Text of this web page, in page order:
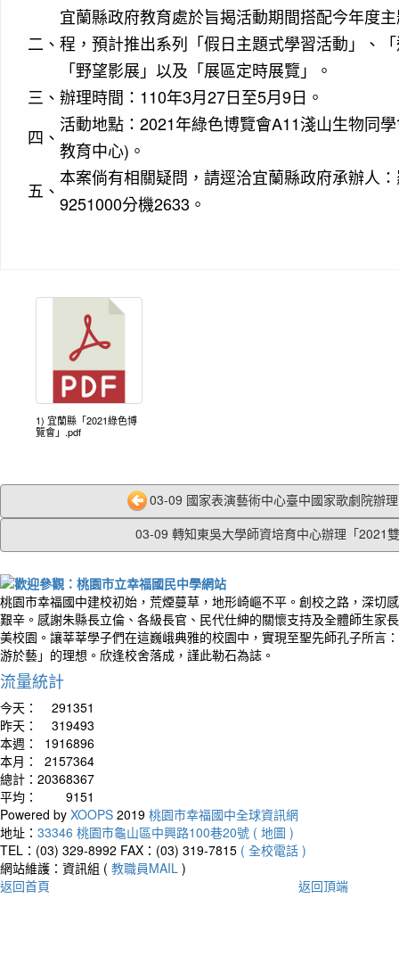
二、
宜蘭縣政府教育處於旨揭活動期間搭配今年度
程，預計推出系列「假日主題式學習活動」、
「野望影展」以及「展區定時展覽」。
三、 辦理時間：110年3月27日至5月9日。
四、
活動地點：2021年綠色博覽會A11淺山生物同
教育中心)。
五、
本案倘有相關疑問，請逕洽宜蘭縣政府承辦人
9251000分機2633。
1) 宜蘭縣「2021綠色博
覽會」.pdf
03-09 國家表演藝術中心臺中國家歌劇院辦
03-09 轉知東吳大學師資培育中心辦理「2021
桃園市幸福國中建校初始，荒煙蔓草，地形崎嶇不平。創校之路，深切
艱辛。感謝朱縣長立倫、各級長官、民代仕紳的關懷支持及全體師生家
美校園。讓莘莘學子們在這巍峨典雅的校園中，實現至聖先師孔子所言
游於藝」的理想。欣逢校舍落成，謹此勒石為誌。
流量統計
今天：
291351
昨天：
319493
本週：
1916896
本月：
2157364
總計： 20368367
平均：
9151
Powered by XOOPS 2019 桃園市幸福國中全球資訊網
地址： 33346 桃園市龜山區中興路100巷20號 ( 地圖 )
TEL：(03) 329-8992 FAX：(03) 319-7815 ( 全校電話 )
網站維護：資訊組 ( 教職員MAIL )
返回首頁
返回頂端